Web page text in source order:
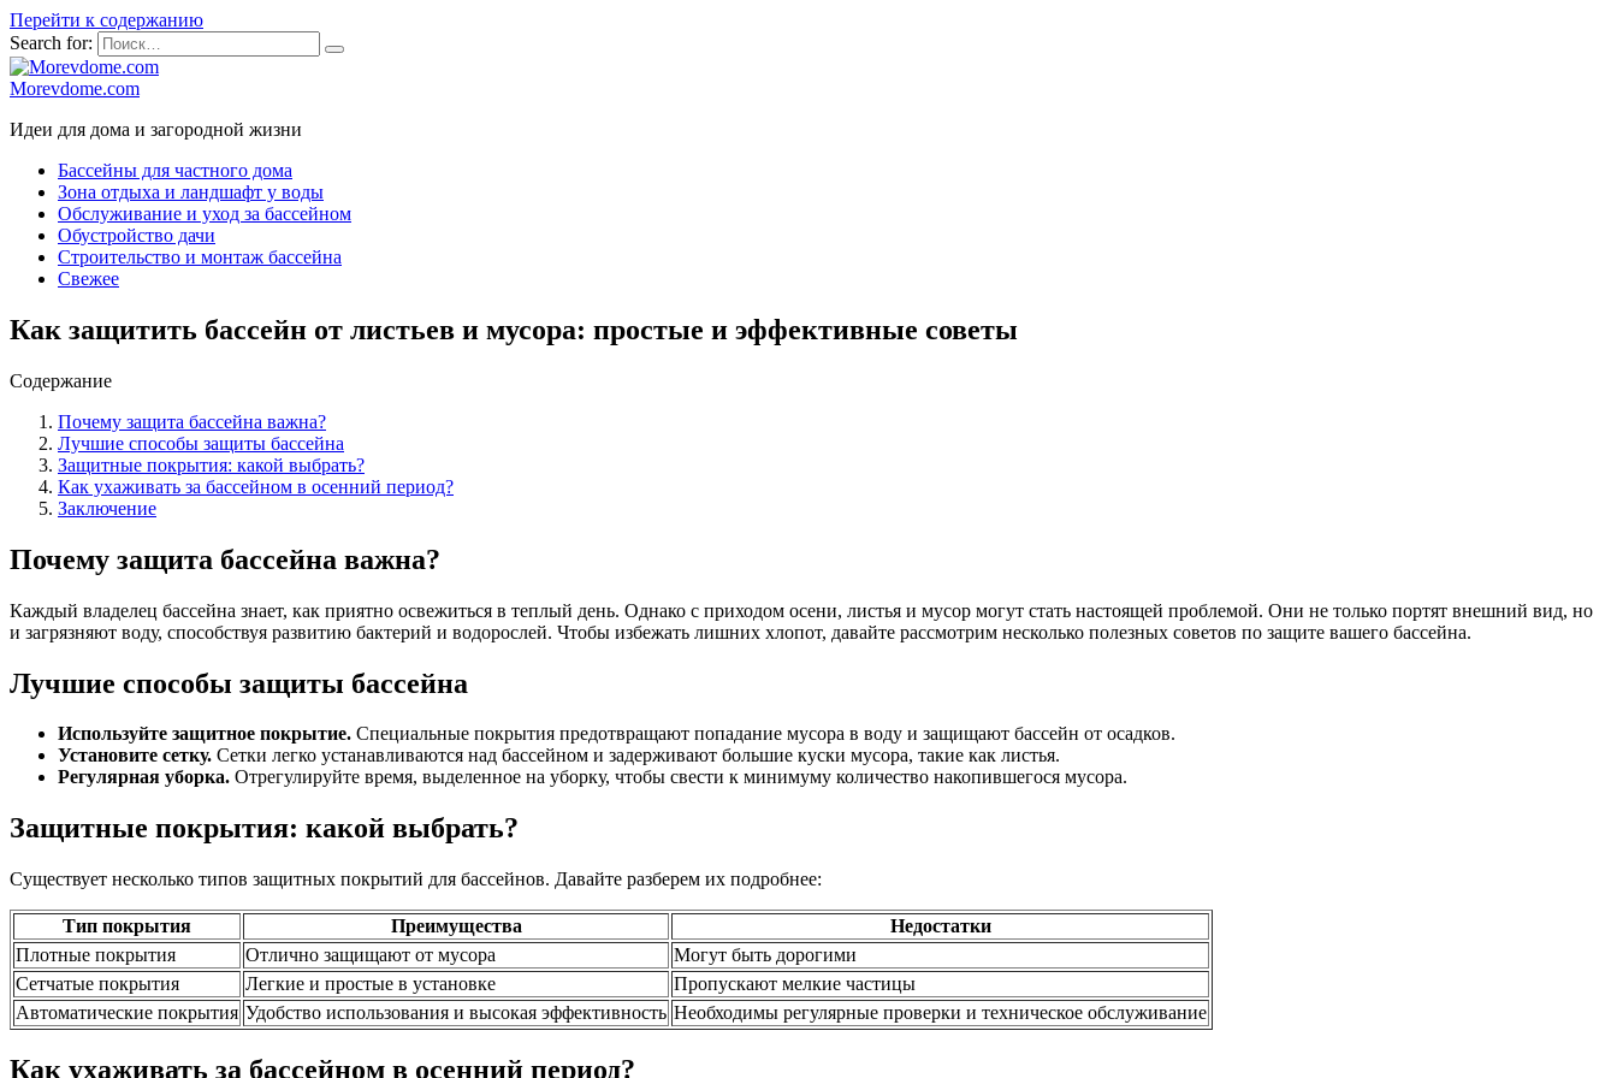
Перейти к содержанию
Search for:
Morevdome.com
Идеи для дома и загородной жизни
Бассейны для частного дома
Зона отдыха и ландшафт у воды
Обслуживание и уход за бассейном
Обустройство дачи
Строительство и монтаж бассейна
Свежее
Как защитить бассейн от листьев и мусора: простые и эффективные советы
Содержание
Почему защита бассейна важна?
Лучшие способы защиты бассейна
Защитные покрытия: какой выбрать?
Как ухаживать за бассейном в осенний период?
Заключение
Почему защита бассейна важна?
Каждый владелец бассейна знает, как приятно освежиться в теплый день. Однако с приходом осени, листья и мусор могут стать настоящей проблемой. Они не только портят внешний вид, но
и загрязняют воду, способствуя развитию бактерий и водорослей. Чтобы избежать лишних хлопот, давайте рассмотрим несколько полезных советов по защите вашего бассейна.
Лучшие способы защиты бассейна
Используйте защитное покрытие. Специальные покрытия предотвращают попадание мусора в воду и защищают бассейн от осадков.
Установите сетку. Сетки легко устанавливаются над бассейном и задерживают большие куски мусора, такие как листья.
Регулярная уборка. Отрегулируйте время, выделенное на уборку, чтобы свести к минимуму количество накопившегося мусора.
Защитные покрытия: какой выбрать?
Существует несколько типов защитных покрытий для бассейнов. Давайте разберем их подробнее:
Тип покрытия Преимущества
Недостатки
Плотные покрытия
Отлично защищают от мусора
Могут быть дорогими
Сетчатые покрытия
Легкие и простые в установке
Пропускают мелкие частицы
Автоматические покрытия Удобство использования и высокая эффективность Необходимы регулярные проверки и техническое обслуживание
Как ухаживать за бассейном в осенний период?